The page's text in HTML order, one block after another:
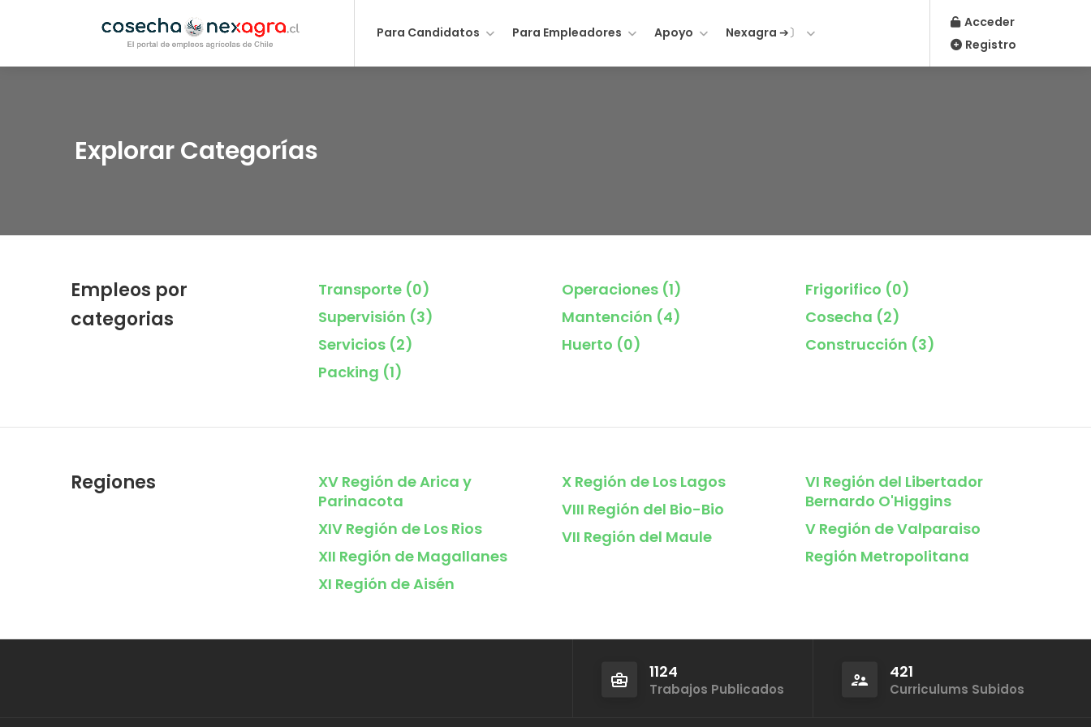
Para Candidatos Para Empleadores Apoyo Nexagra ➔〕
Acceder
Registro
Explorar Categorías
Empleos por
categorias
Transporte (0)
Supervisión (3)
Servicios (2)
Packing (1)
Operaciones (1)
Mantención (4)
Huerto (0)
Frigorifico (0)
Cosecha (2)
Construcción (3)
Regiones
XV Región de Arica y
Parinacota
XIV Región de Los Rios
XII Región de Magallanes
XI Región de Aisén
X Región de Los Lagos
VIII Región del Bio-Bio
VII Región del Maule
VI Región del Libertador
Bernardo O'Higgins
V Región de Valparaiso
Región Metropolitana
1124
Trabajos Publicados
421
Curriculums Subidos